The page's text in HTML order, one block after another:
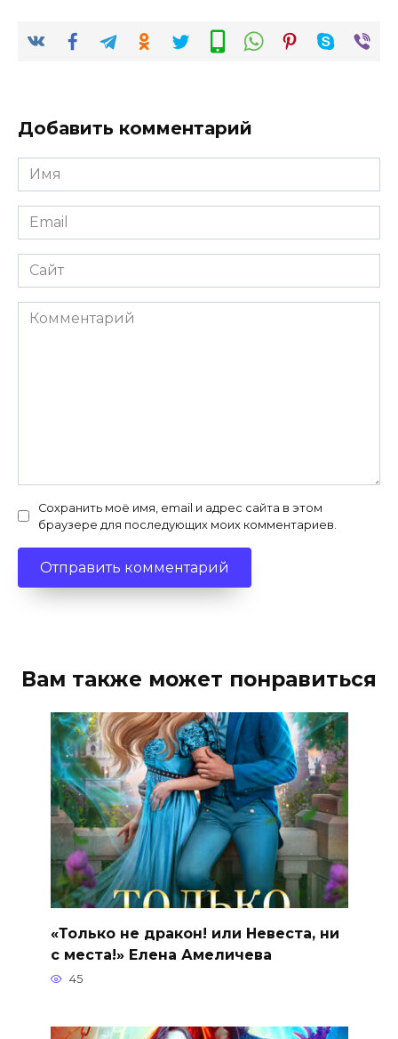
Добавить комментарий
Имя
*
Email
*
Сайт
Комментарий
Сохранить моё имя, email и адрес сайта в этом
браузере для последующих моих комментариев.
Вам также может понравиться
«Только не дракон! или Невеста, ни
с места!» Елена Амеличева
45